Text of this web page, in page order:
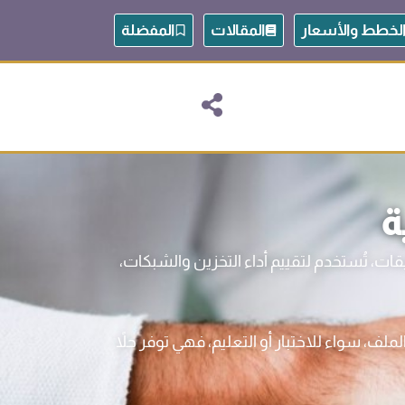
والأسعار المقالات المفضلة
تُستخدم لتقييم أداء التخزين والشبكات،
سواء للاختبار أو التعليم، فهي توفر حلاً